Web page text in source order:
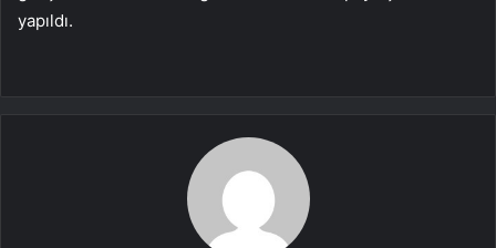
yapıldı.